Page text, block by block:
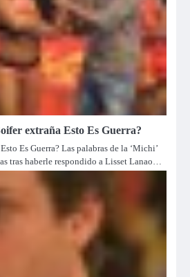
extraña Esto Es Guerra?
Es Guerra? Las palabras de la ‘Michi’
tras haberle respondido a Lisset Lanao…